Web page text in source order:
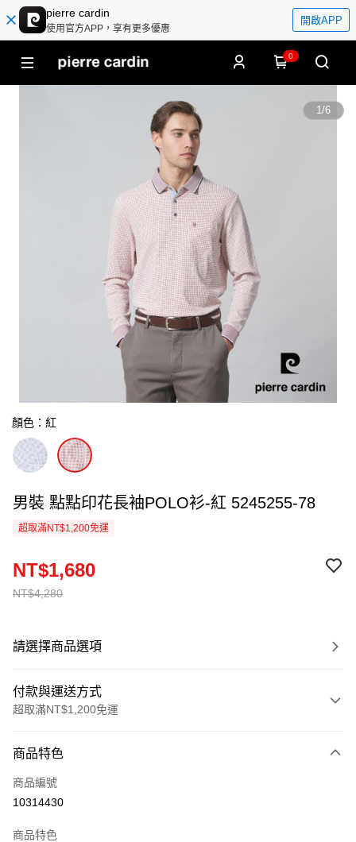
pierre cardin
使用官方APP，享有更多優惠
開啟APP
0
1/6
顏色：紅
男裝 點點印花長袖POLO衫-紅 5245255-78
超取滿NT$1,200免運
NT$4,280
NT$1,680
請選擇商品選項
付款與運送方式
超取滿NT$1,200免運
信用卡一次付款
超商取貨付款
商品特色
商品編號
10314430
商品特色